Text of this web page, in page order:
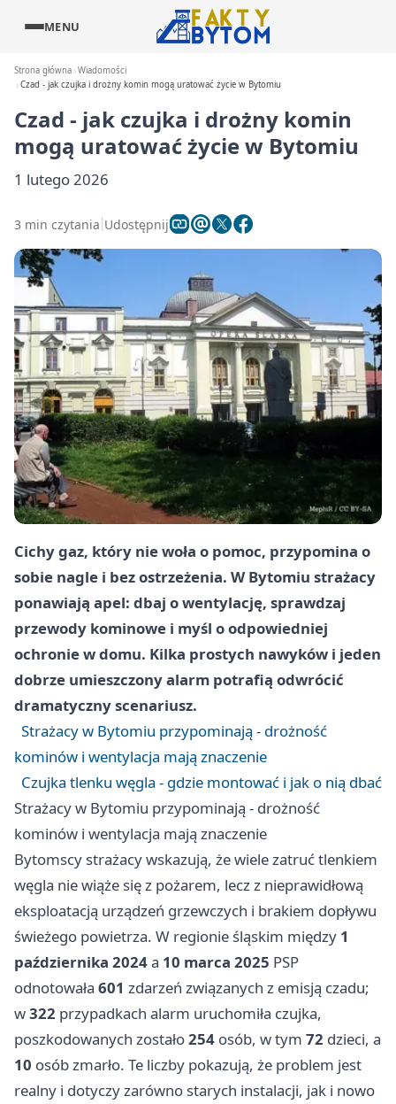
MENU
Strona główna Wiadomości
Czad - jak czujka i drożny komin mogą uratować życie w Bytomiu
Czad - jak czujka i drożny komin
mogą uratować życie w Bytomiu
1 lutego 2026
3 min czytania Udostępnij
Cichy gaz, który nie woła o pomoc, przypomina o
sobie nagle i bez ostrzeżenia. W Bytomiu strażacy
ponawiają apel: dbaj o wentylację, sprawdzaj
przewody kominowe i myśl o odpowiedniej
ochronie w domu. Kilka prostych nawyków i jeden
dobrze umieszczony alarm potrafią odwrócić
dramatyczny scenariusz.
Strażacy w Bytomiu przypominają - drożność
kominów i wentylacja mają znaczenie
Czujka tlenku węgla - gdzie montować i jak o nią dbać
Strażacy w Bytomiu przypominają - drożność
kominów i wentylacja mają znaczenie
Bytomscy strażacy wskazują, że wiele zatruć tlenkiem
węgla nie wiąże się z pożarem, lecz z nieprawidłową
eksploatacją urządzeń grzewczych i brakiem dopływu
świeżego powietrza. W regionie śląskim między 1
października 2024a 10 marca 2025 PSP
odnotowała 601 zdarzeń związanych z emisją czadu;
w322 przypadkach alarm uruchomiła czujka,
poszkodowanych zostało254 osób, w tym 72 dzieci, a
10 osób zmarło. Te liczby pokazują, że problem jest
realny i dotyczy zarówno starych instalacji, jak i nowo